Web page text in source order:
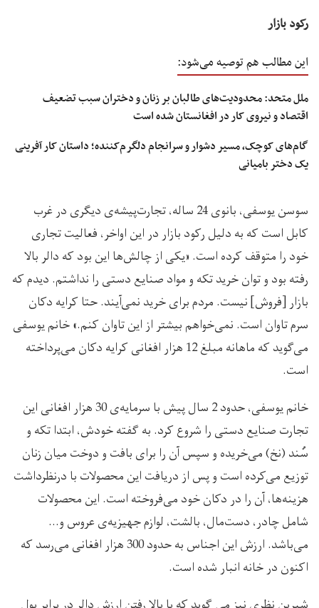
رکود بازار
این مطالب هم توصیه می‌شود:
ملل متحد: محدودیت‌های طالبان بر زنان و دختران سبب تضعیف
اقتصاد و نیروی کار در افغانستان شده است
گام‌های کوچک، مسیر دشوار و سرانجام دلگرم‌کننده؛ داستان کار آفرینی
یک دختر بامیانی
سوسن یوسفی، بانوی 24 ساله، تجارت‌پیشه‌ی دیگری در غرب
کابل است که به دلیل رکود بازار در این اواخر، فعالیت تجاری
خود را متوقف کرده است. «یکی از چالش‌ها این بود که دالر بالا
رفته بود و توان خرید تکه و مواد صنایع دستی را نداشتم. دیدم که
بازار [فروش] نیست. مردم برای خرید نمی‌آیند. حتا کرایه دکان
سرم تاوان است. نمی‌خواهم بیشتر از این تاوان کنم.» خانم یوسفی
می‌گوید که ماهانه مبلغ 12 هزار افغانی کرایه دکان می‌پرداخته
است.
خانم یوسفی، حدود 2 سال پیش با سرمایه‌ی 30 هزار افغانی این
تجارت صنایع دستی را شروع کرد. به گفته خودش، ابتدا تکه و
سُند (نخ) می‌خریده و سپس آن را برای بافت و دوخت میان زنان
توزیع می‌کرده است و پس از دریافت این محصولات با درنظرداشت
هزینه‌ها، آن را در دکان خود می‌فروخته است. این محصولات
شامل چادر، دست‌مال، بالشت، لوازم جهیزیه‌ی عروس و…
می‌باشد. ارزش این اجناس به حدود 300 هزار افغانی می‌رسد که
اکنون در خانه انبار شده است.